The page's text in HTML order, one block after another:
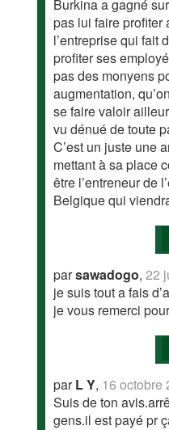
Burkina a gagné
pas lui faire profiter
l’entreprise qui fait
profiter ses
pas des monyens
augmentation,
se faire valoir
vu dénué de toute
C’est un juste une
mettant à sa place
être l’entreneur de
Belgique qui
parsawadogo,22
je suis tout a fais
je vous remerci
parL Y, 16 octobre
Suis de ton
gens.il est payé pr